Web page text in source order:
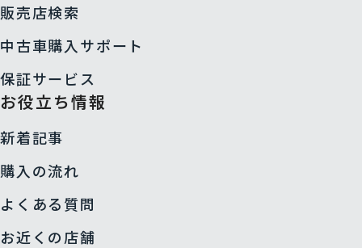
販売店検索
中古車購入サポート
保証サービス
お役立ち情報
新着記事
購入の流れ
よくある質問
お近くの店舗